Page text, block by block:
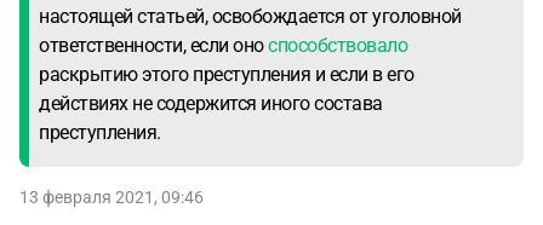
настоящей статьей, освобождается от уголовной
ответственности, если оноспособствовало
раскрытию этого преступления и если в его
действиях не содержится иного состава
преступления.
13 февраля 2021, 09:46